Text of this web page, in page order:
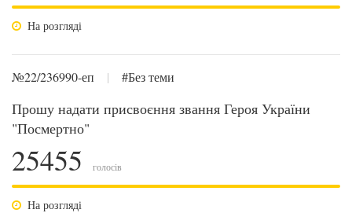
На розгляді
№22/236990-еп | #Без теми
Прошу надати присвоєння звання Героя України
"Посмертно"
25455 голосів
На розгляді